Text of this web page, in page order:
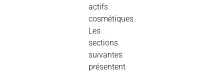
actifs
cosmétiques.
Les
sections
suivantes
présentent